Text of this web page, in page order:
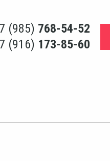
(985) 768-54-52
(916) 173-85-60